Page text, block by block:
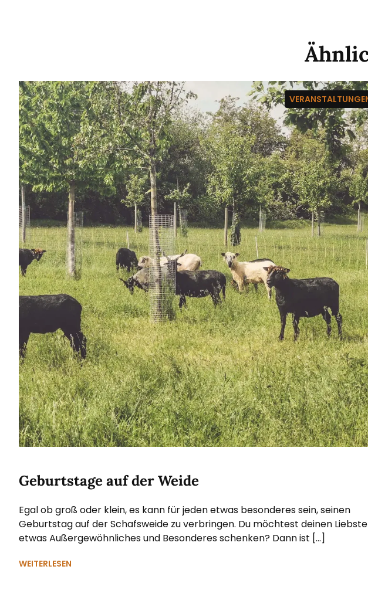
Geburtstage auf der Weide
Egal ob groß oder klein, es kann für jeden etwas besonderes sein, seinen
Geburtstag auf der Schafsweide zu verbringen. Du möchtest deinen
etwas Außergewöhnliches und Besonderes schenken? Dann ist […]
WEITERLESEN